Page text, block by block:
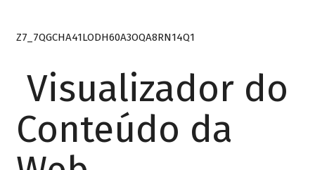
Z7_7QGCHA41LODH60A3OQA8RN14Q1
Visualizador do
Conteúdo da